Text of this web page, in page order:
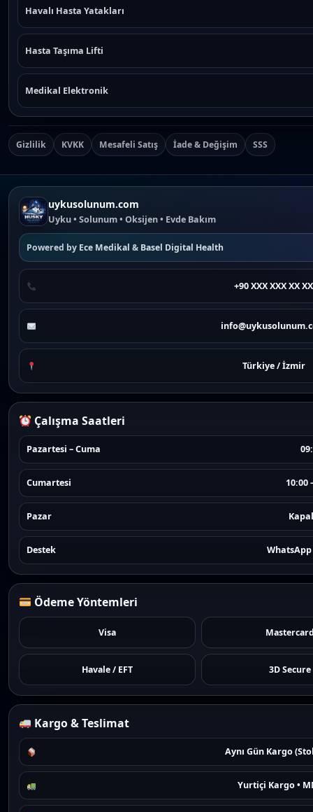
Havalı Hasta Yatakları
Hasta Taşıma Lifti
Medikal Elektronik
Gizlilik KVKK Mesafeli Satış İade & Değişim SSS
uykusolunum.com
Uyku • Solunum • Oksijen • Evde Bakım
Powered by Ece Medikal & Basel Digital Health
+90 XXX XXX XX XX
Türkiye / İzmir
Çalışma Saatleri
Pazartesi – Cuma
Cumartesi 10:00
Pazar
Destek
Ödeme Yöntemleri
Visa
Havale / EFT 3D Secure
Kargo & Teslimat
Aynı Gün Kargo
Yurtiçi Kargo •